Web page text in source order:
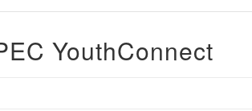
YouthConnect